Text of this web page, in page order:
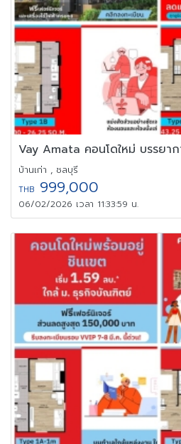
บ้านเก่า , ชลบุรี
THB 999,000
06/02/2026 เวลา 11:33:59 น.